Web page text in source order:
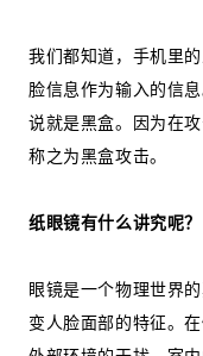
我们都知道，手机里
脸信息作为输入的信
说就是黑盒。因为在
称之为黑盒攻击。
纸眼镜有什么讲究呢？
眼镜是一个物理世界
变人脸面部的特征。